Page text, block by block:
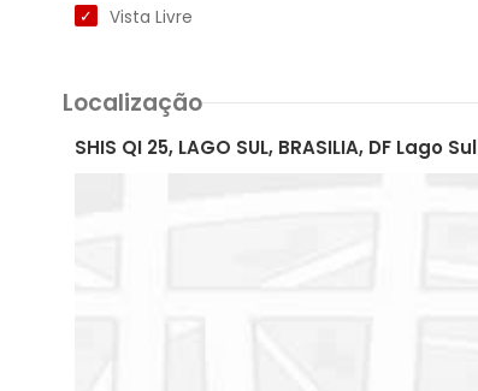
Vista Livre
Localização
SHIS QI 25, LAGO SUL, BRASILIA, DF Lago Sul